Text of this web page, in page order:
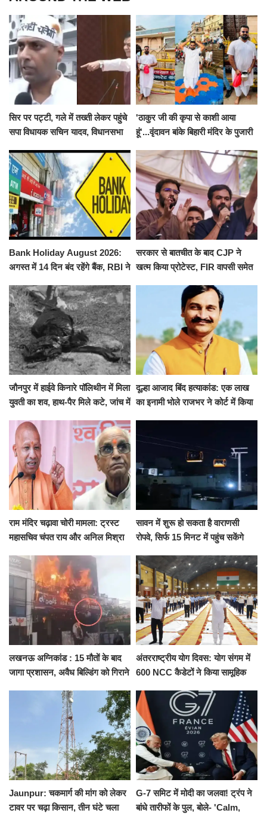
सिर पर पट्टी, गले में तख्ती लेकर पहुंचे
सपा विधायक सचिन यादव, विधानसभा
निलंबित
'ठाकुर जी की कृपा से काशी आया
हूं'...वृंदावन बांके बिहारी मंदिर के पुजारी
जलाभिषेक
Bank Holiday August 2026:
अगस्त में 14 दिन बंद रहेंगे बैंक, RBI ने
सरकार से बातचीत के बाद CJP ने
खत्म किया प्रोटेस्ट, FIR वापसी समेत
जौनपुर में हाईवे किनारे पॉलिथीन में मिला
युवती का शव, हाथ-पैर मिले कटे, जांच में
दूल्हा आजाद बिंद हत्याकांड: एक लाख
का इनामी भोले राजभर ने कोर्ट में किया
राम मंदिर चढ़ावा चोरी मामला: ट्रस्ट
महासचिव चंपत राय और अनिल मिश्रा
को नहीं...
सावन में शुरू हो सकता है वाराणसी
रोपवे, सिर्फ 15 मिनट में पहुंच सकेंगे
किराया
लखनऊ अग्निकांड : 15 मौतों के बाद
जागा प्रशासन, अवैध बिल्डिंग को गिराने
अंतरराष्ट्रीय योग दिवस: योग संगम में
600 NCC कैडेटों ने किया सामूहिक
संकल्प
Jaunpur: चकमार्ग की मांग को लेकर
टावर पर चढ़ा किसान, तीन घंटे चला
G-7 समिट में मोदी का जलवा! ट्रंप ने
बांधे तारीफों के पुल, बोले- 'Calm,